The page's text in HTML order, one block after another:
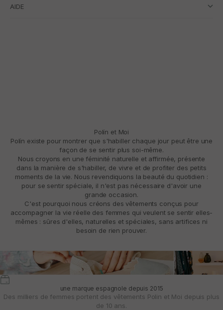
AIDE
Polín et Moi
Polín existe pour montrer que s'habiller chaque jour peut être une
façon de se sentir plus soi-même.
Nous croyons en une féminité naturelle et affirmée, présente
dans la manière de s'habiller, de vivre et de profiter des petits
moments de la vie. Nous revendiquons la beauté du quotidien :
pour se sentir spéciale, il n'est pas nécessaire d'avoir une
grande occasion.
C'est pourquoi nous créons des vêtements conçus pour
accompagner la vie réelle des femmes qui veulent se sentir elles-
mêmes : sûres d'elles, naturelles et spéciales, sans artifices ni
besoin de rien prouver.
une marque espagnole depuis 2015
Des milliers de femmes portent des vêtements Polin et Moi depuis plus
de 10 ans.